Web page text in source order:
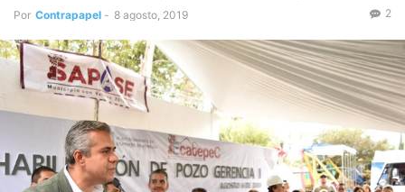
Por Contrapapel - 8 agosto, 2019 2